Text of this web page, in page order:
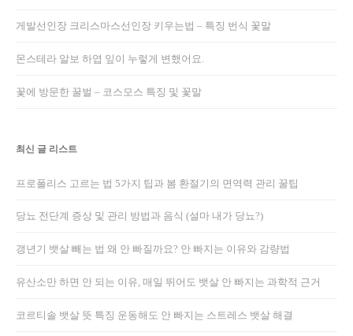
게발선인장 크리스마스선인장 키우는법 – 특징 번식 꽃말
몬스테라 알보 하엽 잎이 누렇게 변했어요.
꽃에 방문한 꿀벌 – 코스모스 특징 및 꽃말
최신 글 리스트
프로폴리스 고르는 법 5가지 팁과 봄 환절기의 면역력 관리 꿀팁
당뇨 전단계 증상 및 관리 방법과 음식 (설마 내가 당뇨?)
갱년기 뱃살 빼는 법 왜 안 빠질까요? 안 빠지는 이유와 감량법
유산소만 하면 안 되는 이유, 매일 뛰어도 뱃살 안 빠지는 과학적 근거
코르티솔 뱃살 뜻 특징 운동해도 안 빠지는 스트레스 뱃살 해결